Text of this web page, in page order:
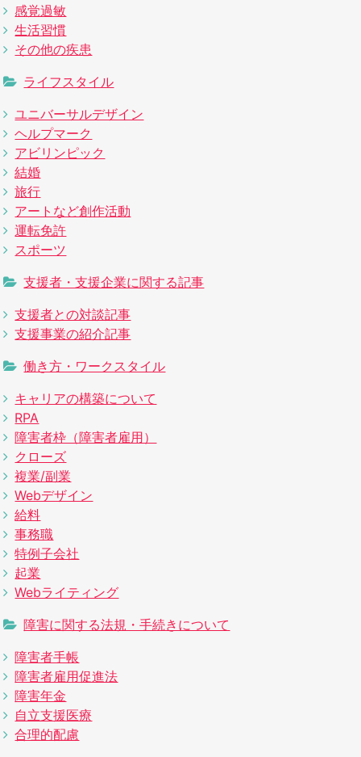
感覚過敏
生活習慣
その他の疾患
ライフスタイル
ユニバーサルデザイン
ヘルプマーク
アビリンピック
結婚
旅行
アートなど創作活動
運転免許
スポーツ
支援者・支援企業に関する記事
支援者との対談記事
支援事業の紹介記事
働き方・ワークスタイル
キャリアの構築について
RPA
障害者枠（障害者雇用）
クローズ
複業/副業
Webデザイン
給料
事務職
特例子会社
起業
Webライティング
障害に関する法規・手続きについて
障害者手帳
障害者雇用促進法
障害年金
自立支援医療
合理的配慮